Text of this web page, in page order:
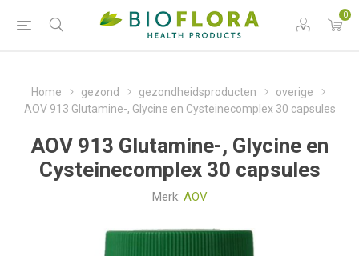
0
Home gezond gezondheidsproducten
overige
AOV 913 Glutamine-, Glycine en Cysteinecomplex 30 capsules
AOV 913 Glutamine-, Glycine en
Cysteinecomplex 30 capsules
Merk: AOV